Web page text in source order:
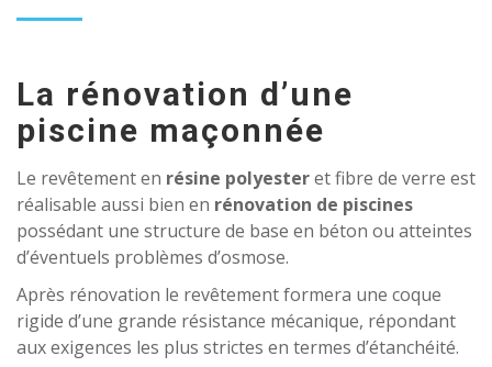
La rénovation d’une
piscine maçonnée
Le revêtement en résine polyesteret fibre de verre est
réalisable aussi bien en rénovation de piscines
possédant une structure de base en béton ou atteintes
d’éventuels problèmes d’osmose.
Après rénovation le revêtement formera une coque
rigide d’une grande résistance mécanique, répondant
aux exigences les plus strictes en termes d’étanchéité.